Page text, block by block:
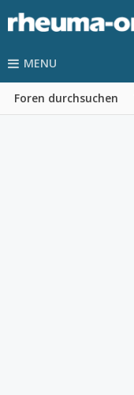
MENU
Foren durchsuchen